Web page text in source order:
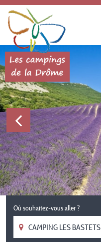
Où souhaitez-vous aller ?